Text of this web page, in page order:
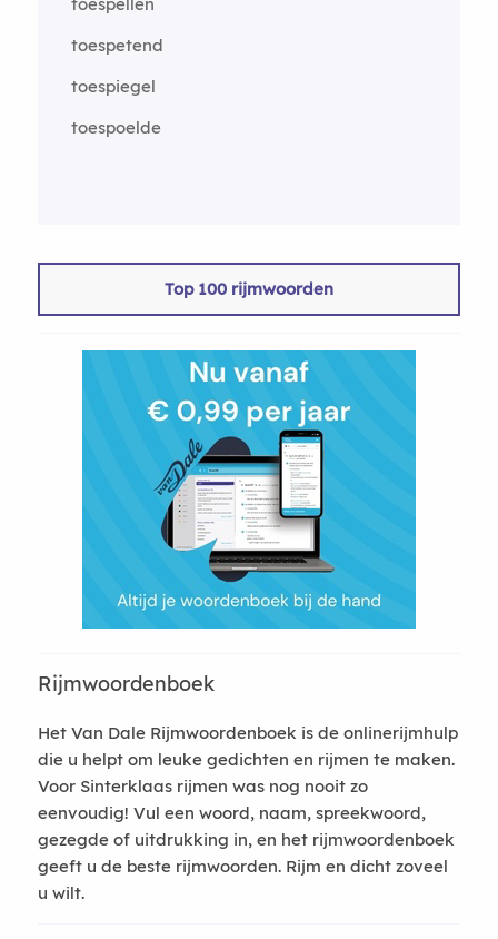
toespetend
toespiegel
toespoelde
Top 100 rijmwoorden
Rijmwoordenboek
Het Van Dale Rijmwoordenboek is de onlinerijmhulp
die u helpt om leuke gedichten en rijmen te maken.
Voor Sinterklaas rijmen was nog nooit zo
eenvoudig! Vul een woord, naam, spreekwoord,
gezegde of uitdrukking in, en het rijmwoordenboek
geeft u de beste rijmwoorden. Rijm en dicht zoveel
u wilt.